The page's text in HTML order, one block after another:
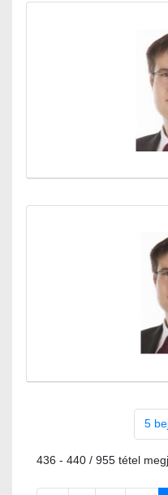
5
436 - 440 / 955 tétel